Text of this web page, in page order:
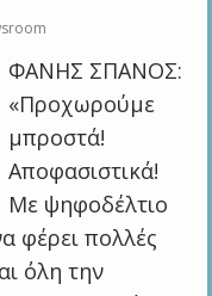
ΦΑΝΗΣ ΣΠΑΝΟΣ:
«Προχωρούμε
μπροστά!
Αποφασιστικά!
Με ψηφοδέλτιο
φέρει πολλές
όλη την